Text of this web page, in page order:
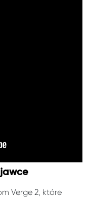
Verge 2, które